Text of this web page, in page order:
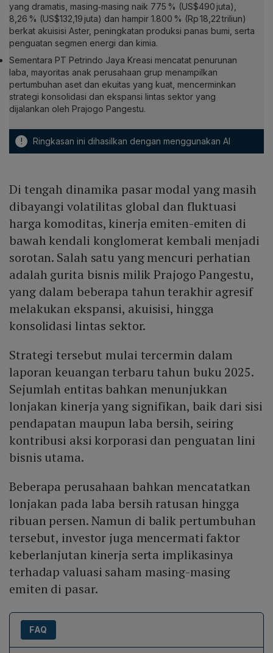
yang dramatis, masing‑masing naik 775 % (US$490 juta),
8,26 % (US$132,19 juta) dan hampir 1.800 % (Rp 18,22 triliun)
berkat akuisisi Aster, peningkatan produksi panas bumi, serta
penguatan segmen energi dan kimia.
Sementara PT Petrindo Jaya Kreasi mencatat penurunan
laba, mayoritas anak perusahaan grup menampilkan
pertumbuhan aset dan ekuitas yang kuat, mencerminkan
strategi konsolidasi dan ekspansi lintas sektor yang
dijalankan oleh Prajogo Pangestu.
! Ringkasan ini dihasilkan dengan menggunakan AI
Di tengah dinamika pasar modal yang masih
dibayangi volatilitas global dan fluktuasi
harga komoditas, kinerja emiten-emiten di
bawah kendali konglomerat kembali menjadi
sorotan. Salah satu yang mencuri perhatian
adalah gurita bisnis milik Prajogo Pangestu,
yang dalam beberapa tahun terakhir agresif
melakukan ekspansi, akuisisi, hingga
konsolidasi lintas sektor.
Strategi tersebut mulai tercermin dalam
laporan keuangan terbaru tahun buku 2025.
Sejumlah entitas bahkan menunjukkan
lonjakan kinerja yang signifikan, baik dari sisi
pendapatan maupun laba bersih, seiring
kontribusi aksi korporasi dan penguatan lini
bisnis utama.
Beberapa perusahaan bahkan mencatatkan
lonjakan pada laba bersih ratusan hingga
ribuan persen. Namun di balik pertumbuhan
tersebut, investor juga mencermati faktor
keberlanjutan kinerja serta implikasinya
terhadap valuasi saham masing-masing
emiten di pasar.
FAQ